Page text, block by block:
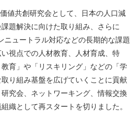
値共創研究会として、日本の人口減
題解決に向けた取り組み、さらに
ニュートラル対応などの長期的な課題
視点での人材教育、人材育成、特
育」や「リスキリング」などの「学
り組み基盤を広げていくことに貢献
究会、ネットワーキング、情報交換
織として再スタートを切りました。